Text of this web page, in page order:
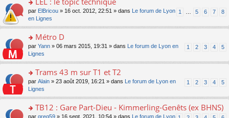
s
ré
c
e
le
s
ré
e
g
e
n
o
n
le
s
ré
e
e
s
s
e
n
o
n
lu
pl
ré
c
ult
er
le
m
e
s
s
e
n
o
n
lu
o
n
s
er
le
m
e
s
s
a
n
1 5 6 7 8
par ElBricou » 16 oct. 2012, 22:51 » dans
Le forum de Lyon
en Lignes
o
s
er
le
m
e
s
s
Métro D
1 2 3 4 5
par Yann » 06 mars 2015, 19:31 » dans
Le forum de Lyon en
Lignes
o
s
er
Trams 43 m sur T1 et T2
1 2 3 4 5
par Alain » 23 août 2019, 16:21 » dans
Le forum de Lyon en
Lignes
o
TB12 : Gare Part-Dieu - Kimmerling-Genêts (ex BHNS)
par greg59 » 16 sept. 2021, 10:54 » dans
Le forum de Lyon